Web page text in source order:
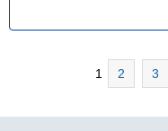
1 2 3